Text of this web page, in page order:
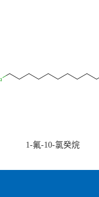
1-氟-10-氯癸烷